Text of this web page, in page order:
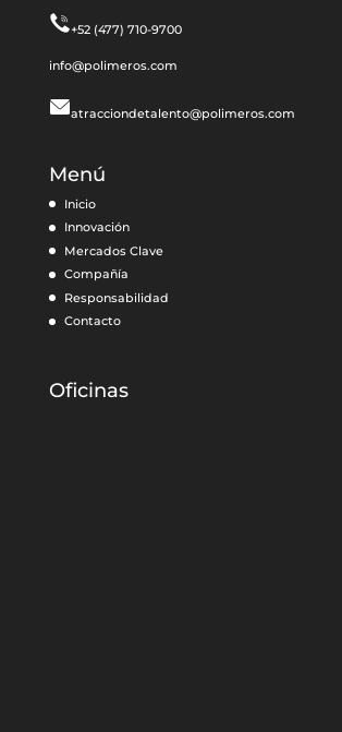
+52 (477) 710-9700
info@polimeros.com
atracciondetalento@polimeros.com
Menú
Inicio
Innovación
Mercados Clave
Compañía
Responsabilidad
Contacto
Oficinas